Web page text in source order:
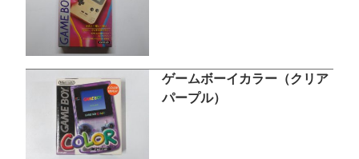
ゲームボーイカラー（クリア
パープル）